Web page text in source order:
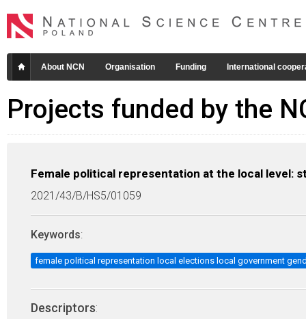
About NCN Organisation Funding International
Projects funded by the
Female political representation at the local level:
2021/43/B/HS5/01059
Keywords:
female political representation local elections local government
Descriptors: